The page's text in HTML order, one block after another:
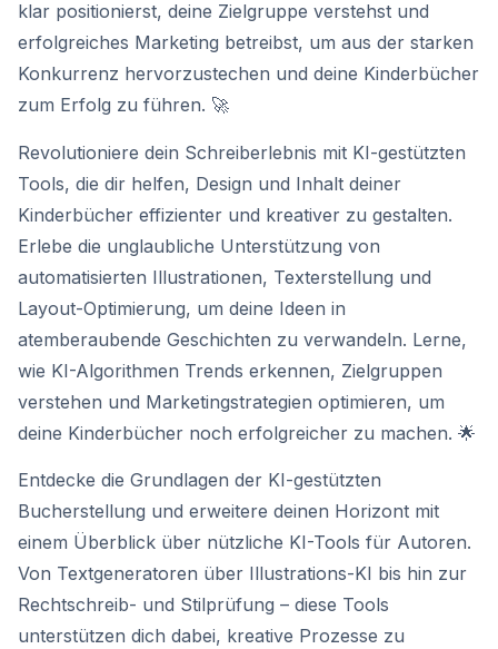
klar positionierst, deine Zielgruppe verstehst und
erfolgreiches Marketing betreibst, um aus der starken
Konkurrenz hervorzustechen und deine Kinderbücher
zum Erfolg zu führen. 🚀
Revolutioniere dein Schreiberlebnis mit KI-gestützten
Tools, die dir helfen, Design und Inhalt deiner
Kinderbücher effizienter und kreativer zu gestalten.
Erlebe die unglaubliche Unterstützung von
automatisierten Illustrationen, Texterstellung und
Layout-Optimierung, um deine Ideen in
atemberaubende Geschichten zu verwandeln. Lerne,
wie KI-Algorithmen Trends erkennen, Zielgruppen
verstehen und Marketingstrategien optimieren, um
deine Kinderbücher noch erfolgreicher zu machen. 🌟
Entdecke die Grundlagen der KI-gestützten
Bucherstellung und erweitere deinen Horizont mit
einem Überblick über nützliche KI-Tools für Autoren.
Von Textgeneratoren über Illustrations-KI bis hin zur
Rechtschreib- und Stilprüfung – diese Tools
unterstützen dich dabei, kreative Prozesse zu